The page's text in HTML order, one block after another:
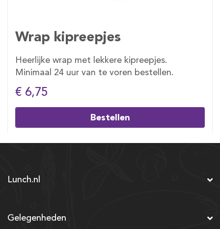
Wrap kipreepjes
Heerlijke wrap met lekkere kipreepjes.
Minimaal 24 uur van te voren bestellen.
€ 6,75
Bestellen
Lunch.nl
Gelegenheden